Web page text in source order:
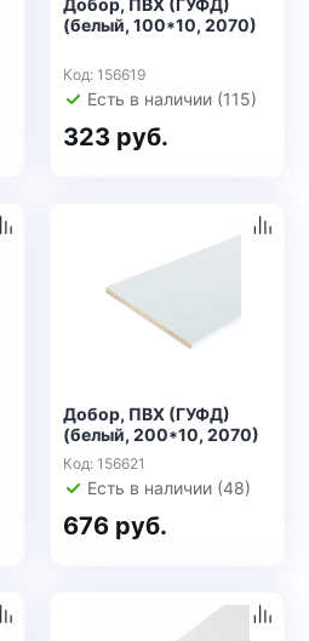
Добор, ПВХ (ГУФД)
(белый, 100*10, 2070)
Код: 156619
Есть в наличии (115)
323 руб.
Добор, ПВХ (ГУФД)
(белый, 200*10, 2070)
Код: 156621
Есть в наличии (48)
676 руб.